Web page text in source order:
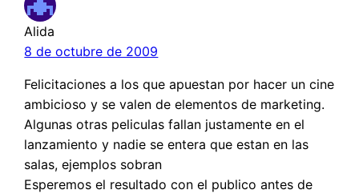
Alida
8 de octubre de 2009
Felicitaciones a los que apuestan por hacer un cine
ambicioso y se valen de elementos de marketing.
Algunas otras peliculas fallan justamente en el
lanzamiento y nadie se entera que estan en las
salas, ejemplos sobran
Esperemos el resultado con el publico antes de